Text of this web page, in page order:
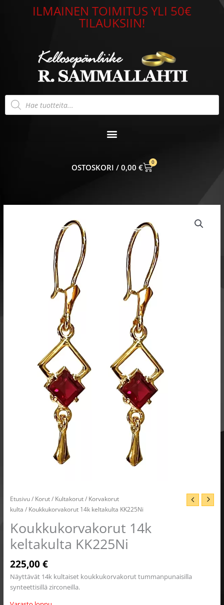
ILMAINEN TOIMITUS YLI 50€
TILAUKSIIN!
Products
search
0,00 €
0
CART
Etusivu/ Korut/ Kultakorut/ Korvakorut
kulta / Koukkukorvakorut 14k keltakulta KK225Ni
Koukkukorvakorut 14k
keltakulta KK225Ni
225,00€
Näyttävät 14k kultaiset koukkukorvakorut tummanpunaisilla
synteettisillä zirconeilla.